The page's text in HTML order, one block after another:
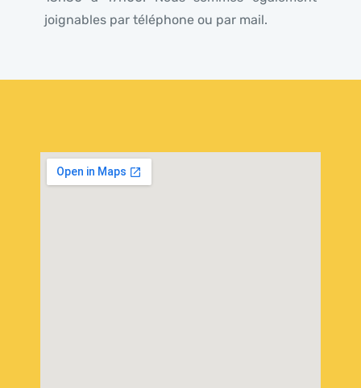
joignables par téléphone ou par mail.